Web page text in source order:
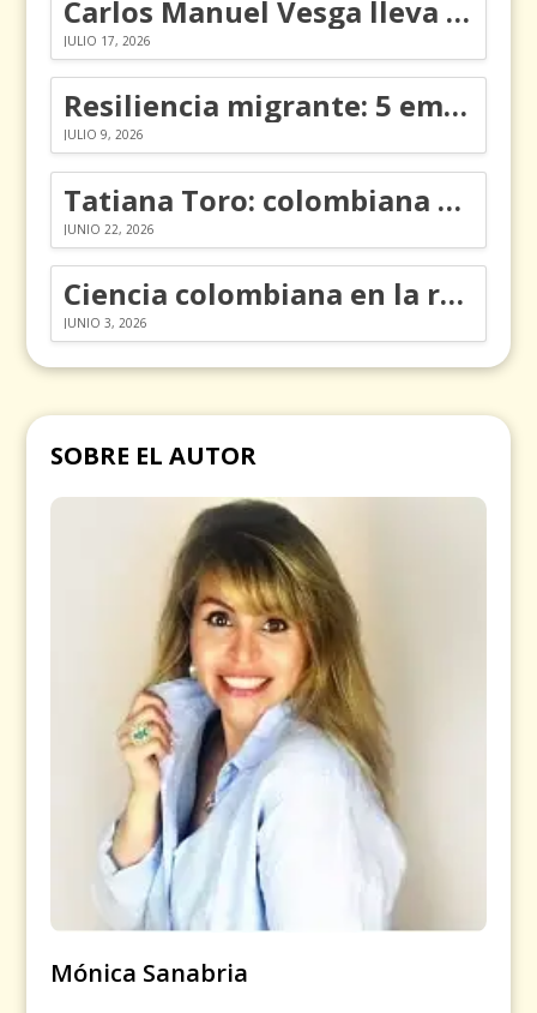
Carlos Manuel Vesga lleva el nombre de Colombia a los Emmy
JULIO 17, 2026
Resiliencia migrante: 5 emociones y cómo gestionarlas
JULIO 9, 2026
Tatiana Toro: colombiana que cambió la historia de las matemáticas
JUNIO 22, 2026
Ciencia colombiana en la revolución de los órganos en chips
JUNIO 3, 2026
SOBRE EL AUTOR
Mónica Sanabria